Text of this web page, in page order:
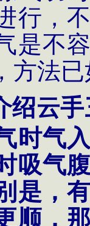
行，
是不
方法
绍云
时气
吸气
是，
顺，